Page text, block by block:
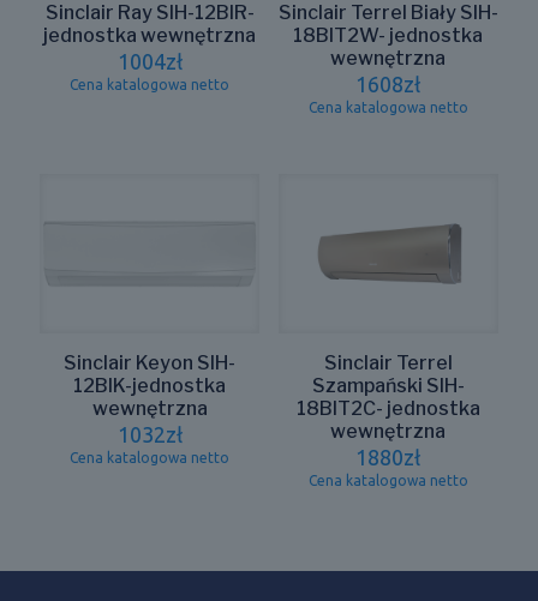
Sinclair Ray SIH-12BIR-
jednostka wewnętrzna
1004zł
Cena katalogowa netto
Sinclair Terrel Biały SIH-
18BIT2W- jednostka
wewnętrzna
1608zł
Cena katalogowa netto
Sinclair Keyon SIH-
12BIK-jednostka
wewnętrzna
1032zł
Cena katalogowa netto
Sinclair Terrel
Szampański SIH-
18BIT2C- jednostka
wewnętrzna
1880zł
Cena katalogowa netto